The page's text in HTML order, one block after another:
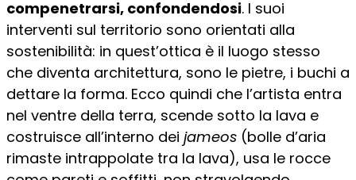
compenetrarsi, confondendosi. I suoi
interventi sul territorio sono orientati alla
sostenibilità: in quest’ottica è il luogo stesso
che diventa architettura, sono le pietre, i buchi a
dettare la forma. Ecco quindi che l’artista entra
nel ventre della terra, scende sotto la lava e
costruisce all’interno dei jameos (bolle d’aria
rimaste intrappolate tra la lava), usa le rocce